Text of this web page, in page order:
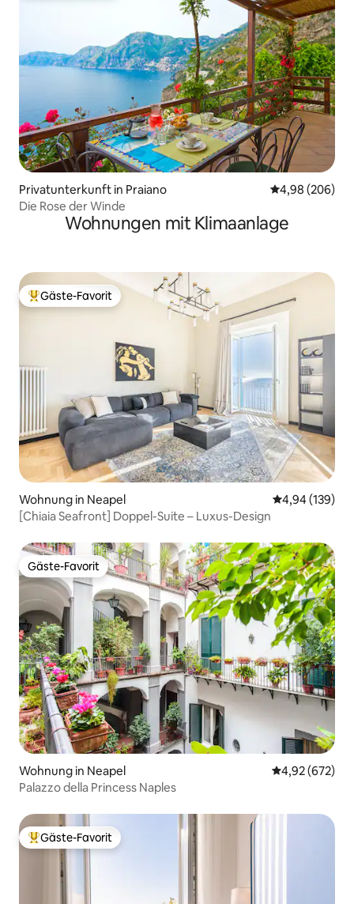
Privatunterkunft in Praiano
4,98 (206)
Die Rose der Winde
Wohnungen mit Klimaanlage
Beliebter Gäste-Favorit.
Gäste-Favorit
Wohnung in Neapel
4,94 (139)
[Chiaia Seafront] Doppel-Suite – Luxus-Design
Gäste-Favorit
Gäste-Favorit
Wohnung in Neapel
4,92 (672)
Palazzo della Princess Naples
Beliebter Gäste-Favorit.
Gäste-Favorit